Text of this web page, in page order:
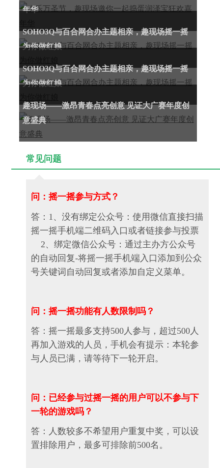
年华
SOHO3Q与百合网合办主题相亲，趣现场摇一摇
为你做红娘
SOHO3Q与百合网合办主题相亲，趣现场摇一摇
为你做红娘
趣现场——激昂青春点亮创意 见证大广赛年度创
意盛典
常见问题
问：摇一摇参与方式？
答：1、没有绑定公众号：使用微信直接扫描
摇一摇手机端二维码入口或者链接参与投票
2、绑定微信公众号：通过主办方公众号
的自动回复-将摇一摇手机端入口添加到公众
号关键词自动回复或者添加自定义菜单。
问：摇一摇功能有人数限制吗？
答：摇一摇最多支持500人参与，超过500人
再加入游戏的人员，手机会有提示：本轮参
与人员已满，请等待下一轮开启。
问：已经参与过摇一摇的用户可以不参与下
一轮的游戏吗？
答：人数较多不希望用户重复中奖，可以设
置排除用户，最多可排除前500名。